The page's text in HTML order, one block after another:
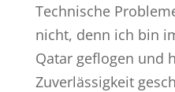
Technische
nicht, denn ich bin
Qatar geflogen und
Zuverlässigkeit